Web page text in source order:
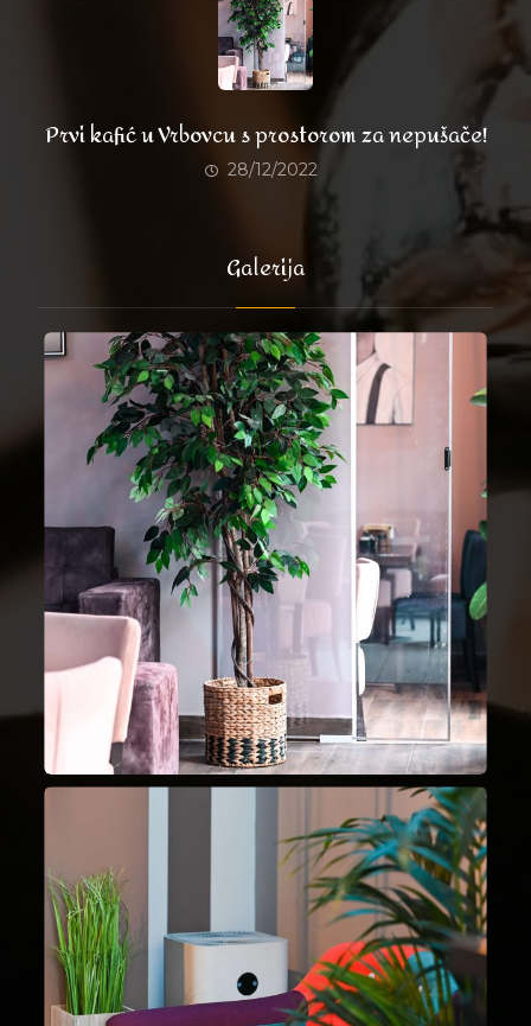
Prvi kafić u Vrbovcu s prostorom za nepušače!
28/12/2022
Galerija